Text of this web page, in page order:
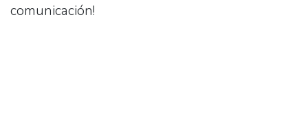
comunicación!